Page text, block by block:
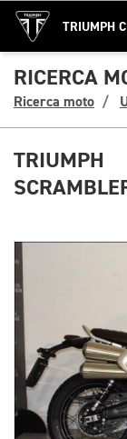
TRIUMPH
RICERCA
Ricerca moto
TRIUMPH